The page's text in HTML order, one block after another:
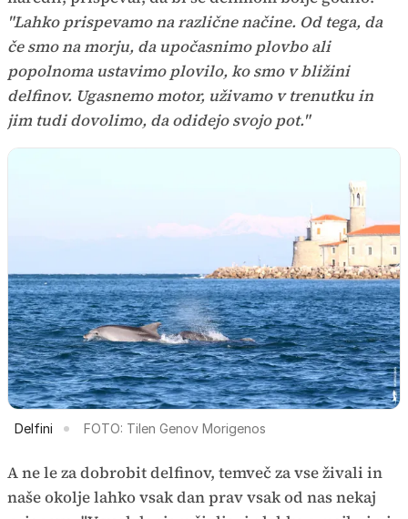
"Lahko prispevamo na različne načine. Od tega, da
če smo na morju, da upočasnimo plovbo ali
popolnoma ustavimo plovilo, ko smo v bližini
delfinov. Ugasnemo motor, uživamo v trenutku in
jim tudi dovolimo, da odidejo svojo pot."
Delfini FOTO: Tilen Genov Morigenos
A ne le za dobrobit delfinov, temveč za vse živali in
naše okolje lahko vsak dan prav vsak od nas nekaj